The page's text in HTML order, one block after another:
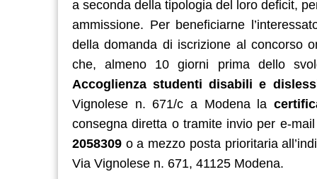
a seconda della tipologia del loro deficit,
ammissione. Per beneficiarne
della domanda di iscrizione al concorso
che, almeno 10 giorni prima dello
Accoglienza studenti disabili e
Vignolese n. 671/c a Modena la
consegna diretta o tramite invio per e-
2058309 o a mezzo posta prioritaria
Via Vignolese n. 671, 41125 Modena.